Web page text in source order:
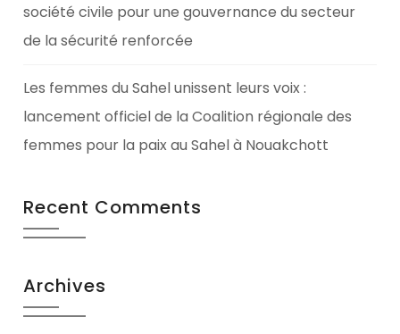
société civile pour une gouvernance du secteur
de la sécurité renforcée
Les femmes du Sahel unissent leurs voix :
lancement officiel de la Coalition régionale des
femmes pour la paix au Sahel à Nouakchott
Recent Comments
Archives